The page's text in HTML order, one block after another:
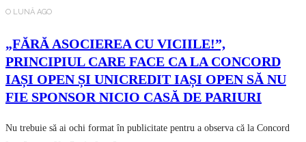
O LUNĂ AGO
„FĂRĂ ASOCIEREA CU VICIILE!”,
PRINCIPIUL CARE FACE CA LA CONCORD
IAȘI OPEN ȘI UNICREDIT IAȘI OPEN SĂ NU
FIE SPONSOR NICIO CASĂ DE PARIURI
Nu trebuie să ai ochi format în publicitate pentru a observa că la Concord